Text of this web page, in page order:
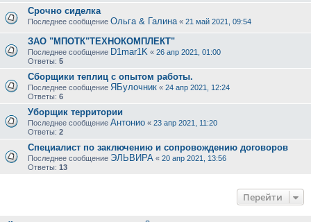
Срочно сиделка
Последнее сообщение Ольга & Галина « 21 май 2021, 09:54
ЗАО "МПОТК"ТЕХНОКОМПЛЕКТ"
Последнее сообщение D1mar1K « 26 апр 2021, 01:00
Ответы: 5
Сборщики теплиц с опытом работы.
Последнее сообщение ЯБулочник « 24 апр 2021, 12:24
Ответы: 6
Уборщик территории
Последнее сообщение Антонио « 23 апр 2021, 11:20
Ответы: 2
Специалист по заключению и сопровождению договоров
Последнее сообщение ЭЛЬВИРА « 20 апр 2021, 13:56
Ответы: 13
Перейти